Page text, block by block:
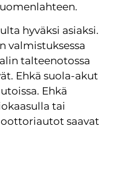
hyväksi asiaksi.
valmistuksessa
talteenotossa
Ehkä suola-akut
Ehkä
tai
saavat